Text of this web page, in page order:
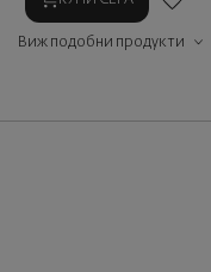
Виж подобни продукти